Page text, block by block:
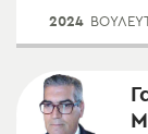
2024